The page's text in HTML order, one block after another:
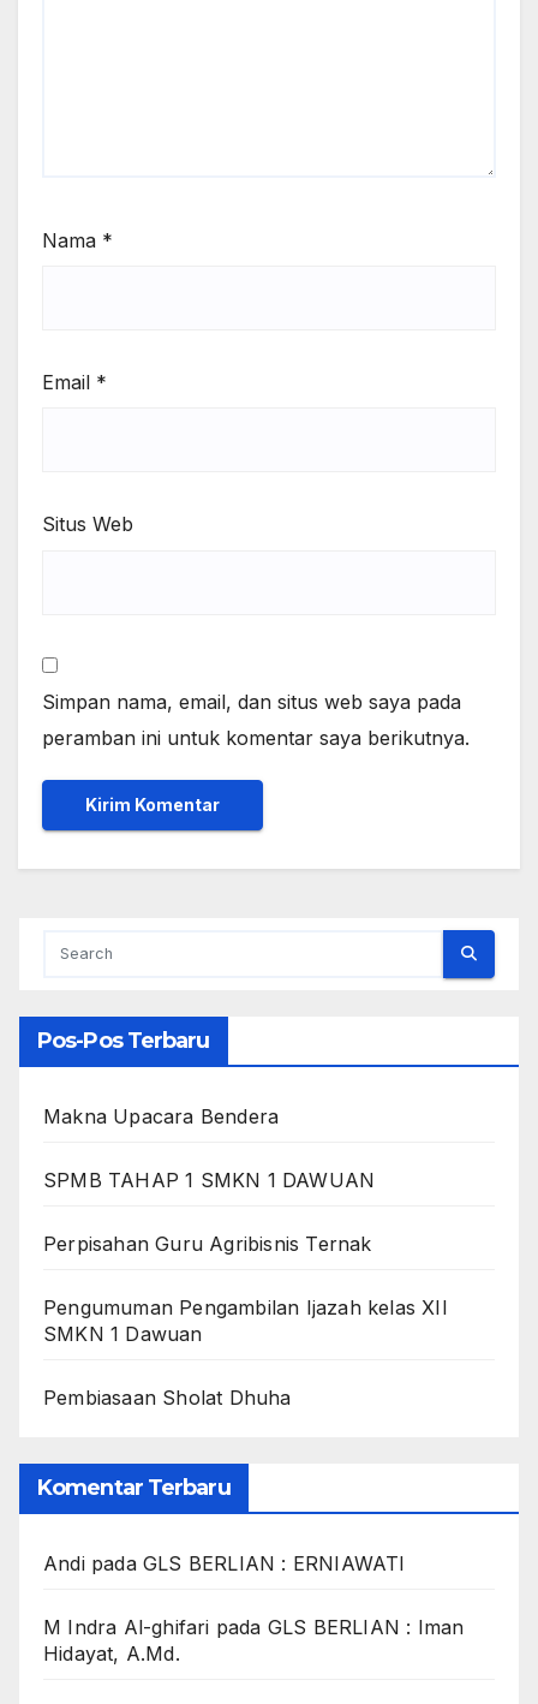
Nama *
Email *
Situs Web
Simpan nama, email, dan situs web saya pada
peramban ini untuk komentar saya berikutnya.
Pos-Pos Terbaru
Makna Upacara Bendera
SPMB TAHAP 1 SMKN 1 DAWUAN
Perpisahan Guru Agribisnis Ternak
Pengumuman Pengambilan Ijazah kelas XII
SMKN 1 Dawuan
Pembiasaan Sholat Dhuha
Komentar Terbaru
AndipadaGLS BERLIAN : ERNIAWATI
M Indra Al-ghifari pada GLS BERLIAN : Iman
Hidayat, A.Md.